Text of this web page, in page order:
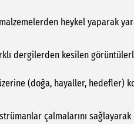
heykel yaparak
dergilerden kesilen
(doğa, hayaller, hedefler)
çalmalarını